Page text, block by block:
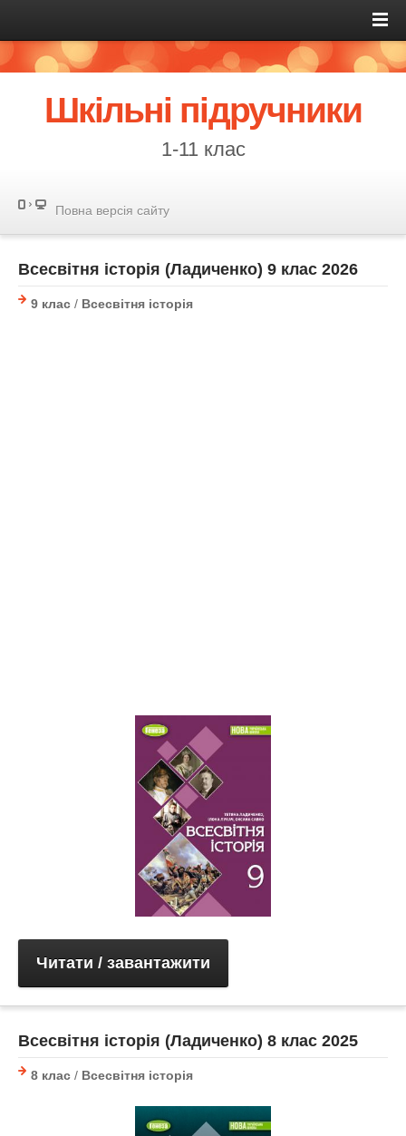
Шкільні підручники
1-11 клас
Повна версія сайту
Всесвітня історія (Ладиченко) 9 клас 2026
9 клас / Всесвітня історія
Читати / завантажити
Всесвітня історія (Ладиченко) 8 клас 2025
8 клас / Всесвітня історія